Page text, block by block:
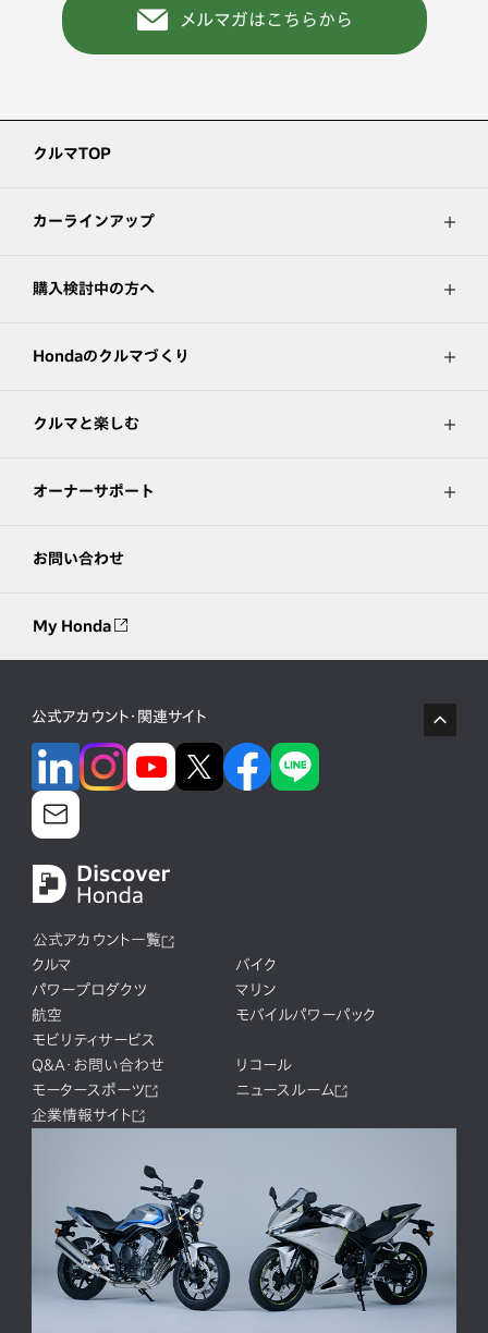
メルマガはこちらから
クルマTOP
カーラインアップ
購入検討中の方へ
Hondaのクルマづくり
クルマと楽しむ
オーナーサポート
お問い合わせ
My Honda
公式アカウント・関連サイト
公式アカウント一覧
クルマ
バイク
パワープロダクツ
マリン
航空
モバイルパワーパック
モビリティサービス
Q&A・お問い合わせ
リコール
モータースポーツ
ニュースルーム
企業情報サイト